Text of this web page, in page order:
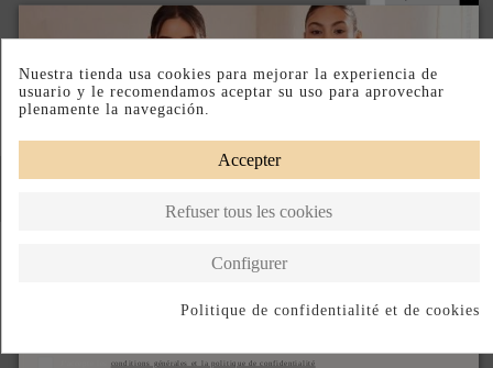
EMBOUT D'OREILLE
92,00 €
EMBOUT TOGUSA VERT
conditions générales et la politique de confidentialité
Nuestra tienda usa cookies para mejorar la experiencia de
usuario y le recomendamos aceptar su uso para aprovechar
plenamente la navegación.
Accepter
Refuser tous les cookies
Configurer
Politique de confidentialité et de cookies